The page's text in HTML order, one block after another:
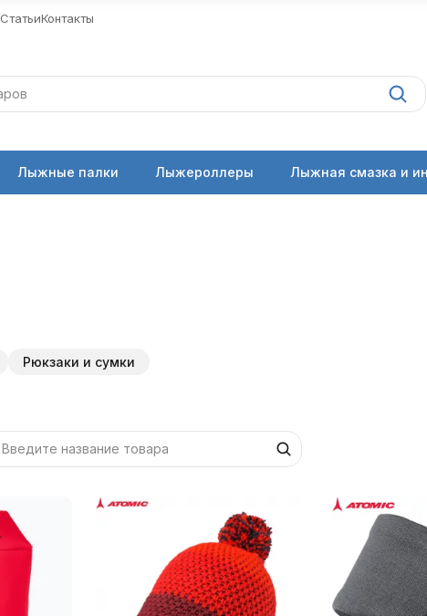
СтатьиКонтакты
Лыжные палки Лыжероллеры Лыжная смазка и
Рюкзаки и сумки